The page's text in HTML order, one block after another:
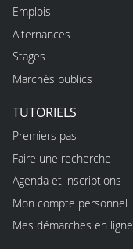
Emplois
Alternances
Stages
Marchés publics
TUTORIELS
Premiers pas
Faire une recherche
Agenda et inscriptions
Mon compte personnel
Mes démarches en ligne